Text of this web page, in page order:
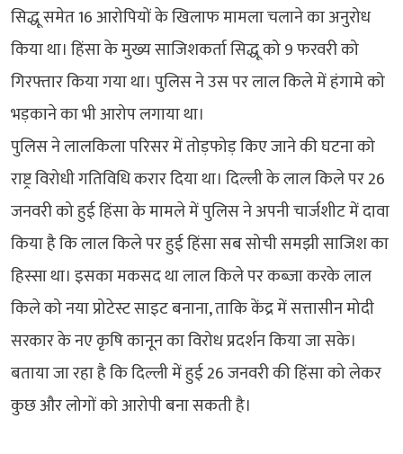
सिद्धू समेत 16 आरोपियों के खिलाफ मामला चलाने का अनुरोध
किया था। हिंसा के मुख्य साजिशकर्ता सिद्धू को 9 फरवरी को
गिरफ्तार किया गया था। पुलिस ने उस पर लाल किले में हंगामे को
भड़काने का भी आरोप लगाया था।
पुलिस ने लालकिला परिसर में तोड़फोड़ किए जाने की घटना को
राष्ट्र विरोधी गतिविधि करार दिया था। दिल्ली के लाल किले पर 26
जनवरी को हुई हिंसा के मामले में पुलिस ने अपनी चार्जशीट में दावा
किया है कि लाल किले पर हुई हिंसा सब सोची समझी साजिश का
हिस्सा था। इसका मकसद था लाल किले पर कब्जा करके लाल
किले को नया प्रोटेस्ट साइट बनाना, ताकि केंद्र में सत्तासीन मोदी
सरकार के नए कृषि कानून का विरोध प्रदर्शन किया जा सके।
बताया जा रहा है कि दिल्ली में हुई 26 जनवरी की हिंसा को लेकर
कुछ और लोगों को आरोपी बना सकती है।